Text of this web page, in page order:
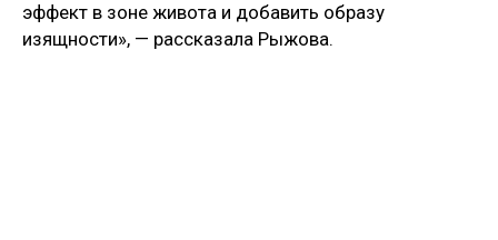
эффект в зоне живота и добавить образу
изящности», — рассказала Рыжова.